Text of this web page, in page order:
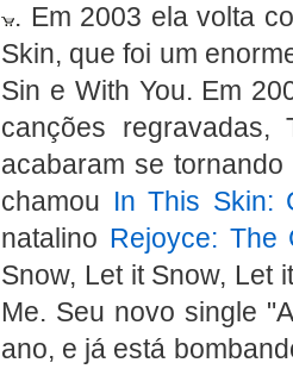
. Em 2003 ela volta
Skin, que foi um
Sin e With You. Em
canções
acabaram se
chamou In This Skin:
natalino Rejoyce: The
Snow, Let it Snow, Let
Me. Seu novo single
ano, e já está